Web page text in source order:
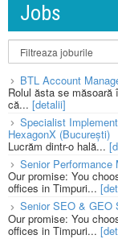
Jobs
BTL Account
Rolul ăsta se
că... [detalii]
Specialist
HexagonX (București)
Lucrăm dintr-o hală...
Senior
Our promise: You
offices in Timpuri...
Senior SEO & GEO
Our promise: You
offices in Timpuri...